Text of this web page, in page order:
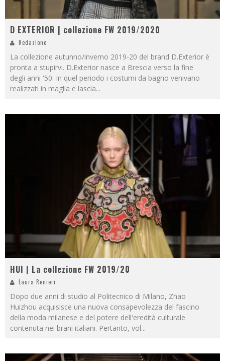
D EXTERIOR | collezione FW 2019/2020
Redazione
La collezione autunno/inverno 2019-20 del brand D.Exterior è
pronta a stupirvi. D.Exterior nasce a Brescia verso la fine
degli anni '50. In quel periodo i costumi da bagno venivano
realizzati in maglia e lascia...
HUI | La collezione FW 2019/20
Laura Renieri
Dopo due anni di studio al Politecnico di Milano, Zhao
Huizhou acquisisce una nuova consapevolezza del fascino
della moda milanese e del potere dell'eredità culturale
contenuta nei brani italiani. Pertanto, vol...